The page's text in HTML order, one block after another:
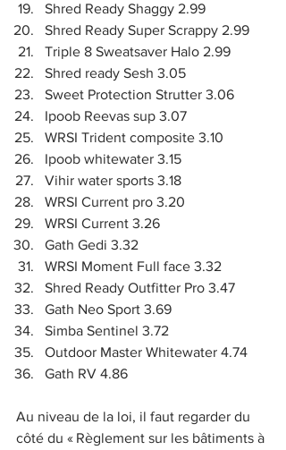
Shred Ready Shaggy 2.99
Shred Ready Super Scrappy 2.99
Triple 8 Sweatsaver Halo 2.99
Shred ready Sesh 3.05
Sweet Protection Strutter 3.06
Ipoob Reevas sup 3.07
WRSI Trident composite 3.10
Ipoob whitewater 3.15
Vihir water sports 3.18
WRSI Current pro 3.20
WRSI Current 3.26
Gath Gedi 3.32
WRSI Moment Full face 3.32
Shred Ready Outfitter Pro 3.47
Gath Neo Sport 3.69
Simba Sentinel 3.72
Outdoor Master Whitewater 4.74
Gath RV 4.86
Au niveau de la loi, il faut regarder du
côté du « Règlement sur les bâtiments à